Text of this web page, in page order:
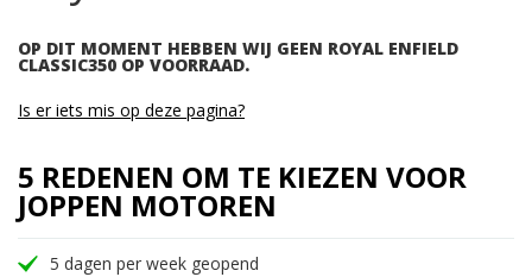
OP DIT MOMENT HEBBEN WIJ GEEN ROYAL ENFIELD
CLASSIC350 OP VOORRAAD.
Is er iets mis op deze pagina?
5 REDENEN OM TE KIEZEN VOOR
JOPPEN MOTOREN
5 dagen per week geopend